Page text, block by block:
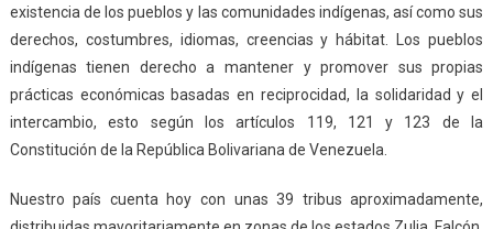
existencia de los pueblos y las comunidades indígenas, así como sus
derechos, costumbres, idiomas, creencias y hábitat. Los pueblos
indígenas tienen derecho a mantener y promover sus propias
prácticas económicas basadas en reciprocidad, la solidaridad y el
intercambio, esto según los artículos 119, 121 y 123 de la
Constitución de la República Bolivariana de Venezuela.
Nuestro país cuenta hoy con unas 39 tribus aproximadamente,